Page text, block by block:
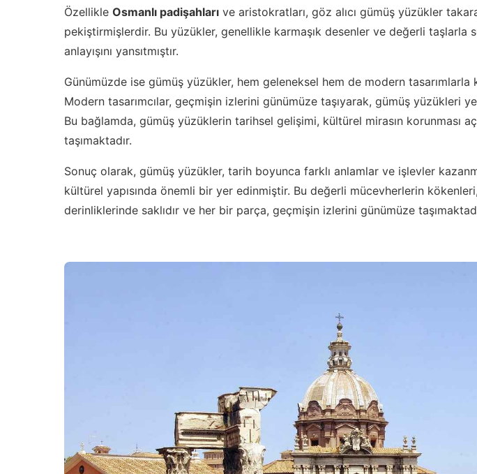
Özellikle Osmanlı padişahları ve aristokratları, göz alıcı gümüş yüzükler
pekiştirmişlerdir. Bu yüzükler, genellikle karmaşık desenler ve değerli taşlarla
anlayışını yansıtmıştır.
Günümüzde ise gümüş yüzükler, hem geleneksel hem de modern tasarımlarla
Modern tasarımcılar, geçmişin izlerini günümüze taşıyarak, gümüş yüzükleri
Bu bağlamda, gümüş yüzüklerin tarihsel gelişimi, kültürel mirasın korunması
taşımaktadır.
Sonuç olarak, gümüş yüzükler, tarih boyunca farklı anlamlar ve işlevler
kültürel yapısında önemli bir yer edinmiştir. Bu değerli mücevherlerin
derinliklerinde saklıdır ve her bir parça, geçmişin izlerini günümüze